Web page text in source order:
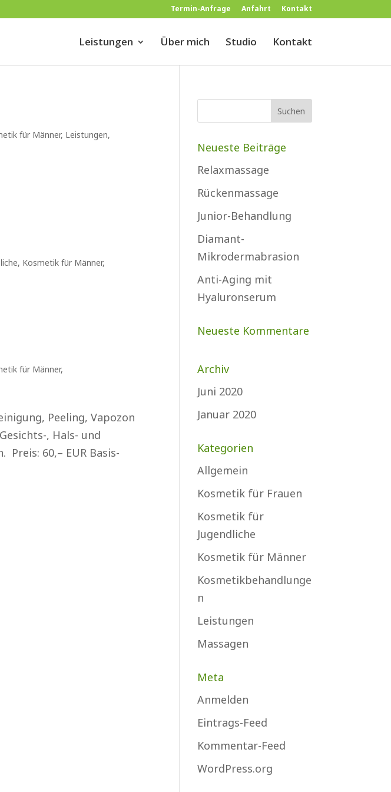
Termin-Anfrage Anfahrt Kontakt
Leistungen Über mich Studio Kontakt
für Männer, Leistungen,
, Kosmetik für Männer,
für Männer,
Peeling, Vapozon
, Hals- und
Preis: 60,– EUR Basis-
Neueste Beiträge
Relaxmassage
Rückenmassage
Junior-Behandlung
Diamant-
Mikrodermabrasion
Anti-Aging mit
Hyaluronserum
Neueste Kommentare
Archiv
Juni 2020
Januar 2020
Kategorien
Allgemein
Kosmetik für Frauen
Kosmetik für
Jugendliche
Kosmetik für Männer
Kosmetikbehandlunge
n
Leistungen
Massagen
Meta
Anmelden
Eintrags-Feed
Kommentar-Feed
WordPress.org